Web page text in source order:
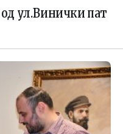
ул.Винички пат